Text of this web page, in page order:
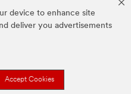
device to enhance site
deliver you advertisements
Accept Cookies
ンドは3M社の商標です。